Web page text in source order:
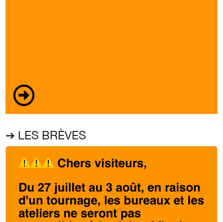
➔ LES BRÈVES